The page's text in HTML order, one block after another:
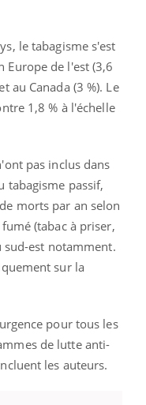
le tabagisme s'est
Europe de l'est (3,6
au Canada (3 %). Le
1,8 % à l'échelle
pas inclus dans
tabagisme passif,
morts par an selon
(tabac à priser,
sud-est notamment.
sur la
pour tous les
de lutte anti-
les auteurs.